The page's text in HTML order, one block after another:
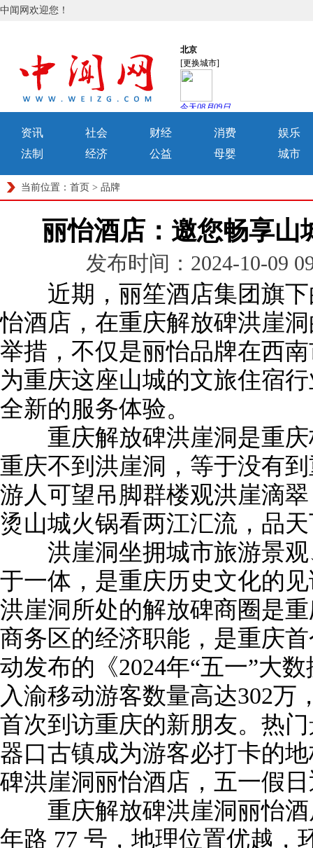
中闻网欢迎您！
资讯 社会 财经 消费
娱乐
法制
经济 公益 母婴 城市
当前位置： 首页 > 品牌
丽怡酒店：邀您畅享山
发布时间：2024-10-09
近期，丽笙酒店集团旗下
怡酒店，在重庆解放碑洪崖
举措，不仅是丽怡品牌在西
为重庆这座山城的文旅住宿
全新的服务体验。
重庆解放碑洪崖洞是重庆
重庆不到洪崖洞，等于没有
游人可望吊脚群楼观洪崖滴
烫山城火锅看两江汇流，品
洪崖洞坐拥城市旅游景观
于一体，是重庆历史文化的
洪崖洞所处的解放碑商圈是
商务区的经济职能，是重庆
动发布的《2024年“五一”大
入渝移动游客数量高达302万
首次到访重庆的新朋友。热
器口古镇成为游客必打卡的
碑洪崖洞丽怡酒店，五一假
重庆解放碑洪崖洞丽怡酒
年路 77 号，地理位置优越，